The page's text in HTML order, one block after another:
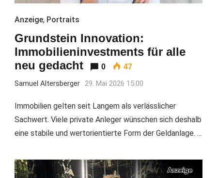
Anzeige, Portraits
Grundstein Innovation:
Immobilieninvestments für alle
neu gedacht
0 47
Samuel Altersberger 29. Mai 2026 15:00
Immobilien gelten seit Langem als verlässlicher
Sachwert. Viele private Anleger wünschen sich deshalb
eine stabile und wertorientierte Form der Geldanlage. …